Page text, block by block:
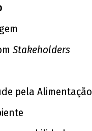
Stakeholders
pela Alimentação